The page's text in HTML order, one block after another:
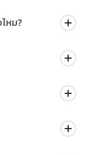
สุภาพ โดยเฉพาะ
หม?
ของไกด์ ถือว่าเที่ยว
เลห์ ลาดักห์ พาราณสี
กจากไทยหรือแลก